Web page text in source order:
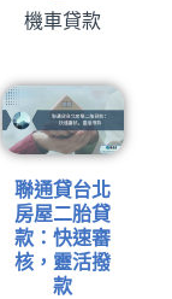
機車貸款
聯通貸台北
房屋二胎貸
款：快速審
核，靈活撥
款